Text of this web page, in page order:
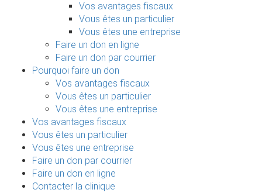
Vos avantages fiscaux
Vous êtes un particulier
Vous êtes une entreprise
Faire un don en ligne
Faire un don par courrier
Pourquoi faire un don
Vos avantages fiscaux
Vous êtes un particulier
Vous êtes une entreprise
Vos avantages fiscaux
Vous êtes un particulier
Vous êtes une entreprise
Faire un don par courrier
Faire un don en ligne
Contacter la clinique